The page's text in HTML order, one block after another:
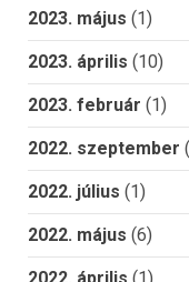
2023. május (1)
2023. április (10)
2023. február (1)
2022. szeptember
2022. július (1)
2022. május (6)